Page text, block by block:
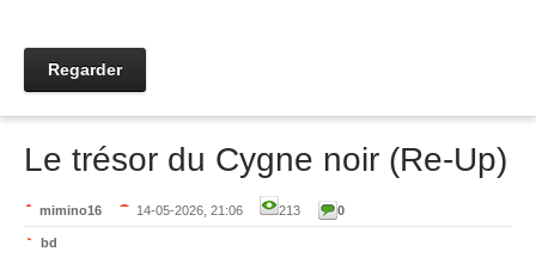
Regarder
Le trésor du Cygne noir (Re-Up)
mimino16 14-05-2026, 21:06 213 0
bd